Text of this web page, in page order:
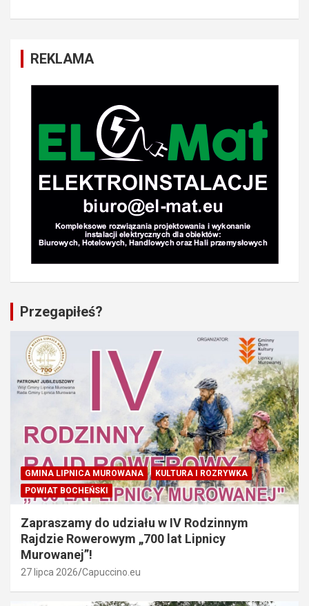
REKLAMA
Przegapiłeś?
GMINA LIPNICA MUROWANA
KULTURA I ROZRYWKA
POWIAT BOCHEŃSKI
Zapraszamy do udziału w IV Rodzinnym
Rajdzie Rowerowym „700 lat Lipnicy
Murowanej”!
27 lipca 2026 Capuccino.eu